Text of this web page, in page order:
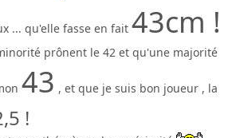
... qu'elle fasse en fait 43cm !
prônent le 42 et qu'une majorité
43 , et que je suis bon joueur , la
!